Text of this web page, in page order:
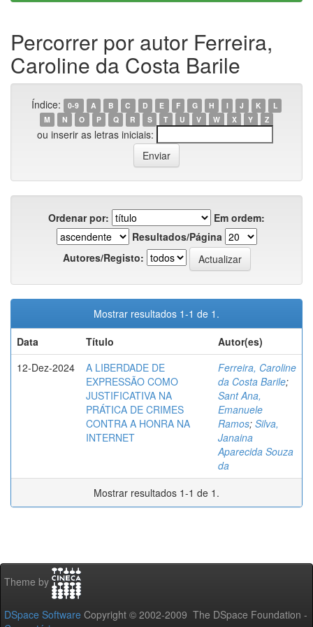
Percorrer por autor Ferreira,
Caroline da Costa Barile
Índice: 0-9 A B C D E F G H I J K
L
M
N O P Q R S T U V W X Y Z
ou inserir as letras iniciais:
Ordenar por:
Em ordem:
Resultados/Página
Autores/Registo:
Mostrar resultados 1-1 de 1.
Data
Título
Autor(es)
12-Dez-2024
A LIBERDADE DE
EXPRESSÃO COMO
JUSTIFICATIVA NA
PRÁTICA DE CRIMES
CONTRA A HONRA NA
INTERNET
Ferreira, Caroline
da Costa Barile;
Sant Ana,
Emanuele
Ramos; Silva,
Janaina
Aparecida Souza
da
Mostrar resultados 1-1 de 1.
Theme by
DSpace Software Copyright © 2002-2009 The DSpace Foundation -